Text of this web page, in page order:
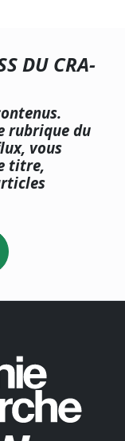
DU CRA-
rubrique du
vous
titre,